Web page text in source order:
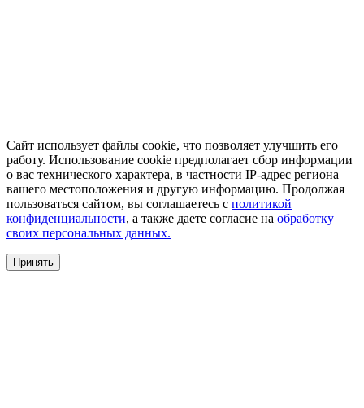
Сайт использует файлы cookie, что позволяет улучшить его
работу. Использование cookie предполагает сбор информации
о вас технического характера, в частности IP-адрес региона
вашего местоположения и другую информацию. Продолжая
пользоваться сайтом, вы соглашаетесь с политикой
конфиденциальности, а также даете согласие на обработку
своих персональных данных.
Принять